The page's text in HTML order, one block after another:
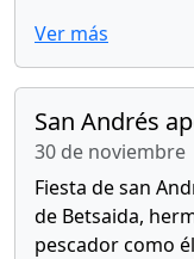
Ver más
San Andrés
30 de noviembre
Fiesta de san
de Betsaida,
pescador como